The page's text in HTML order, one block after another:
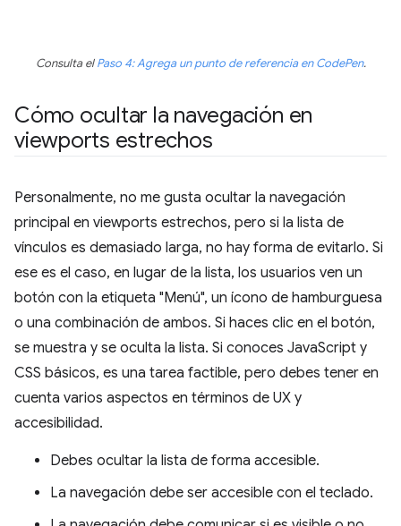
Consulta elPaso 4: Agrega un punto de referencia en CodePen.
Cómo ocultar la navegación en
viewports estrechos
Personalmente, no me gusta ocultar la navegación
principal en viewports estrechos, pero si la lista de
vínculos es demasiado larga, no hay forma de evitarlo. Si
ese es el caso, en lugar de la lista, los usuarios ven un
botón con la etiqueta "Menú", un ícono de hamburguesa
o una combinación de ambos. Si haces clic en el botón,
se muestra y se oculta la lista. Si conoces JavaScript y
CSS básicos, es una tarea factible, pero debes tener en
cuenta varios aspectos en términos de UX y
accesibilidad.
Debes ocultar la lista de forma accesible.
La navegación debe ser accesible con el teclado.